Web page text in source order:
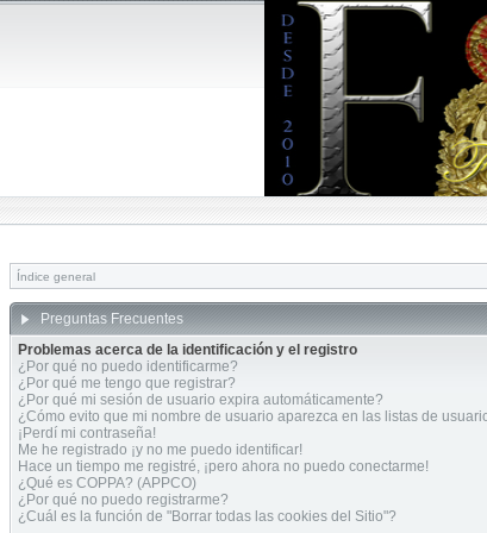
Índice general
Preguntas Frecuentes
Problemas acerca de la identificación y el registro
¿Por qué no puedo identificarme?
¿Por qué me tengo que registrar?
¿Por qué mi sesión de usuario expira automáticamente?
¿Cómo evito que mi nombre de usuario aparezca en las listas de
¡Perdí mi contraseña!
Me he registrado ¡y no me puedo identificar!
Hace un tiempo me registré, ¡pero ahora no puedo conectarme!
¿Qué es COPPA? (APPCO)
¿Por qué no puedo registrarme?
¿Cuál es la función de "Borrar todas las cookies del Sitio"?